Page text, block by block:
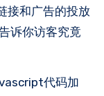
接和广告的投放
诉你访客究竟
代码加